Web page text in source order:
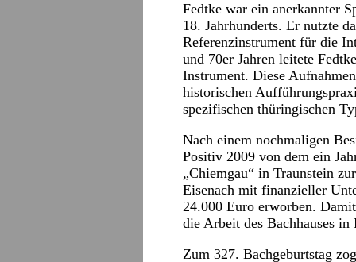
Fedtke war ein anerkannter
18. Jahrhunderts. Er nutzte
Referenzinstrument für die
und 70er Jahren leitete
Instrument. Diese
historischen
spezifischen thüringischen
Nach einem nochmaligen
Positiv 2009 von dem ein
„Chiemgau“ in Traunstein
Eisenach mit finanzieller
24.000 Euro erworben.
die Arbeit des Bachhauses in
Zum 327. Bachgeburtstag